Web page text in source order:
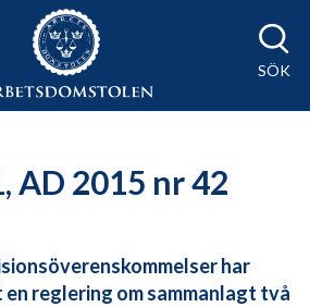
SÖK
AD 2015 nr 42
har
reglering om sammanlagt två